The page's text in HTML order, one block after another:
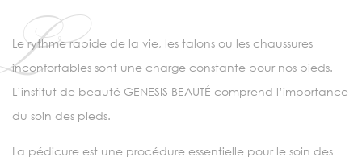
Le rythme rapide de la vie, les talons ou les chaussures
inconfortables sont une charge constante pour nos pieds.
L’institut de beauté GENESIS BEAUTÉ comprend l’importance
du soin des pieds.
La pédicure est une procédure essentielle pour le soin des